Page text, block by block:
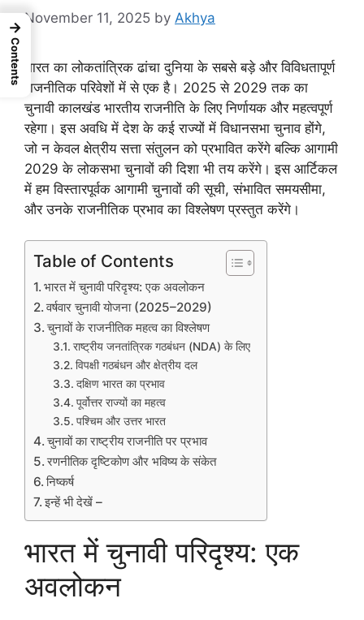
November 11, 2025 by Akhya
भारत का लोकतांत्रिक ढांचा दुनिया के सबसे बड़े और विविधतापूर्ण
राजनीतिक परिवेशों में से एक है। 2025 से 2029 तक का
चुनावी कालखंड भारतीय राजनीति के लिए निर्णायक और महत्वपूर्ण
रहेगा। इस अवधि में देश के कई राज्यों में विधानसभा चुनाव होंगे,
जो न केवल क्षेत्रीय सत्ता संतुलन को प्रभावित करेंगे बल्कि आगामी
2029 के लोकसभा चुनावों की दिशा भी तय करेंगे। इस आर्टिकल
में हम विस्तारपूर्वक आगामी चुनावों की सूची, संभावित समयसीमा,
और उनके राजनीतिक प्रभाव का विश्लेषण प्रस्तुत करेंगे।
Table of Contents
भारत में चुनावी परिदृश्य: एक अवलोकन
वर्षवार चुनावी योजना (2025–2029)
चुनावों के राजनीतिक महत्व का विश्लेषण
राष्ट्रीय जनतांत्रिक गठबंधन (NDA) के लिए
विपक्षी गठबंधन और क्षेत्रीय दल
दक्षिण भारत का प्रभाव
पूर्वोत्तर राज्यों का महत्व
पश्चिम और उत्तर भारत
चुनावों का राष्ट्रीय राजनीति पर प्रभाव
रणनीतिक दृष्टिकोण और भविष्य के संकेत
निष्कर्ष
इन्हें भी देखें –
भारत में चुनावी परिदृश्य: एक
अवलोकन
→
Contents